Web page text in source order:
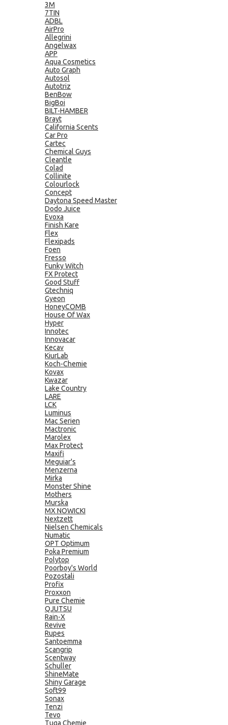
3M
7TIN
ADBL
AirPro
Allegrini
Angelwax
APP
Aqua Cosmetics
Auto Graph
Autosol
Autotriz
BenBow
BigBoi
BILT-HAMBER
Brayt
California Scents
Car Pro
Cartec
Chemical Guys
Cleantle
Colad
Collinite
Colourlock
Concept
Daytona Speed Master
Dodo Juice
Evoxa
Finish Kare
Flex
Flexipads
Foen
Fresso
Funky Witch
FX Protect
Good Stuff
Gtechniq
Gyeon
HoneyCOMB
House Of Wax
Hyper
Innotec
Innovacar
Kecav
KiurLab
Koch-Chemie
Kovax
Kwazar
Lake Country
LARE
LCK
Luminus
Mac Serien
Mactronic
Marolex
Max Protect
Maxifi
Meguiar's
Menzerna
Mirka
Monster Shine
Mothers
Murska
MX NOWICKI
Nextzett
Nielsen Chemicals
Numatic
OPT Optimum
Poka Premium
Polytop
Poorboy's World
Pozostali
Profix
Proxxon
Pure Chemie
QJUTSU
Rain-X
Revive
Rupes
Santoemma
Scangrip
Scentway
Schuller
ShineMate
Shiny Garage
Soft99
Sonax
Tenzi
Tevo
Tuga Chemie